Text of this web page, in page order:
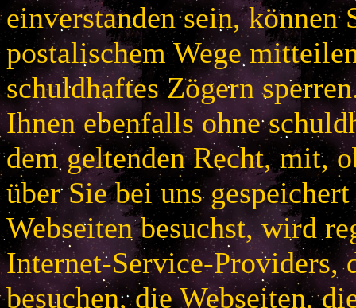
einverstanden sein, können
postalischem Wege
schuldhaftes Zögern
Ihnen ebenfalls ohne
dem geltenden Recht, mit,
über Sie bei uns
Webseiten besuchst, wird
Internet-Service-Providers,
besuchen, die Webseiten,